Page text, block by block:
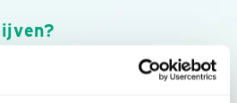
nieuws, inspiratie, acties en tips
van Vogelbescherming.